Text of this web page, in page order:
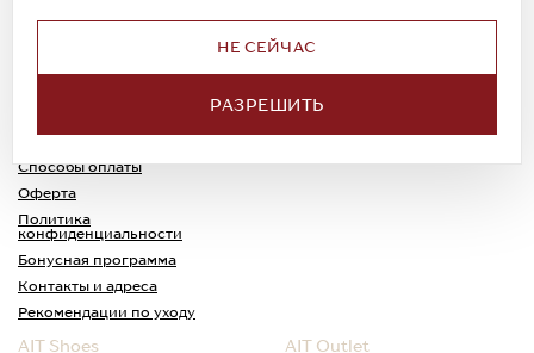
НЕ СЕЙЧАС
РАЗРЕШИТЬ
© 2023. AIT Shoes
Все права защищены
Доставка
Способы оплаты
Оферта
Политика
конфиденциальности
Обмен и возврат
Каспи-Ред
Бонусная программа
Контакты и адреса
Рекомендации по уходу
AIT Shoes AIT Outlet